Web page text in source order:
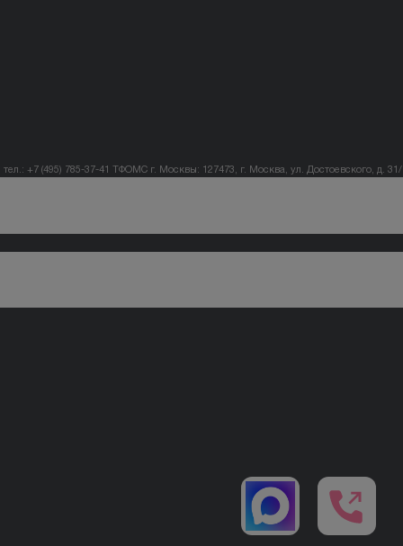
+7 (495) 785-37-41 ТФОМС г. Москвы: 127473, г. Москва, ул. Достоевского, д. 31/